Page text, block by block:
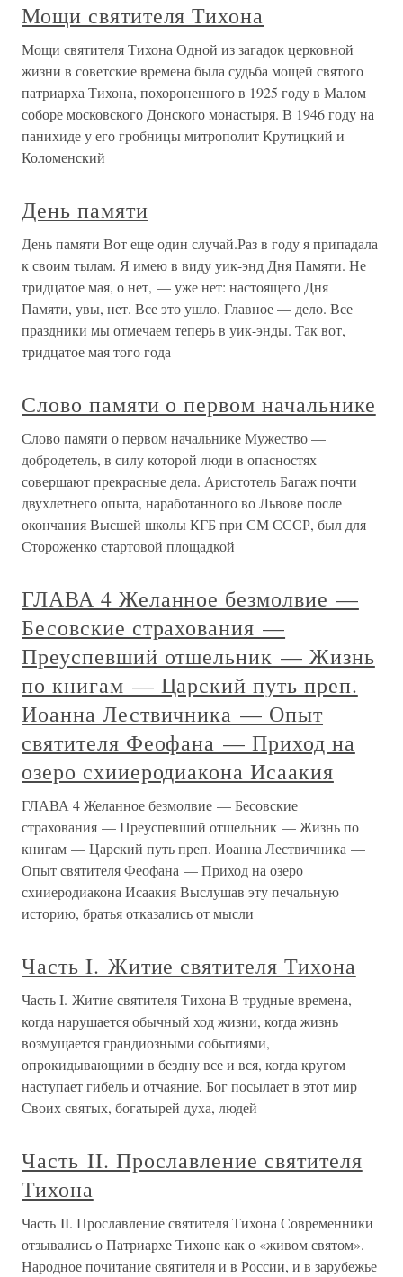
Мощи святителя Тихона
Мощи святителя Тихона Одной из загадок церковной
жизни в советские времена была судьба мощей святого
патриарха Тихона, похороненного в 1925 году в Малом
соборе московского Донского монастыря. В 1946 году на
панихиде у его гробницы митрополит Крутицкий и
Коломенский
День памяти
День памяти Вот еще один случай.Раз в году я припадала
к своим тылам. Я имею в виду уик-энд Дня Памяти. Не
тридцатое мая, о нет, — уже нет: настоящего Дня
Памяти, увы, нет. Все это ушло. Главное — дело. Все
праздники мы отмечаем теперь в уик-энды. Так вот,
тридцатое мая того года
Слово памяти о первом начальнике
Слово памяти о первом начальнике Мужество —
добродетель, в силу которой люди в опасностях
совершают прекрасные дела. Аристотель Багаж почти
двухлетнего опыта, наработанного во Львове после
окончания Высшей школы КГБ при СМ СССР, был для
Стороженко стартовой площадкой
ГЛАВА 4 Желанное безмолвие —
Бесовские страхования —
Преуспевший отшельник — Жизнь
по книгам — Царский путь преп.
Иоанна Лествичника — Опыт
святителя Феофана — Приход на
озеро схииеродиакона Исаакия
ГЛАВА 4 Желанное безмолвие — Бесовские
страхования — Преуспевший отшельник — Жизнь по
книгам — Царский путь преп. Иоанна Лествичника —
Опыт святителя Феофана — Приход на озеро
схииеродиакона Исаакия Выслушав эту печальную
историю, братья отказались от мысли
Часть I. Житие святителя Тихона
Часть I. Житие святителя Тихона В трудные времена,
когда нарушается обычный ход жизни, когда жизнь
возмущается грандиозными событиями,
опрокидывающими в бездну все и вся, когда кругом
наступает гибель и отчаяние, Бог посылает в этот мир
Своих святых, богатырей духа, людей
Часть II. Прославление святителя
Тихона
Часть II. Прославление святителя Тихона Современники
отзывались о Патриархе Тихоне как о «живом святом».
Народное почитание святителя и в России, и в зарубежье